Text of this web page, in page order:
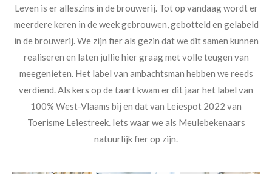
Leven is er alleszins in de brouwerij. Tot op vandaag wordt er
meerdere keren in de week gebrouwen, gebotteld en gelabeld
in de brouwerij. We zijn fier als gezin dat we dit samen kunnen
realiseren en laten jullie hier graag met volle teugen van
meegenieten. Het label van ambachtsman hebben we reeds
verdiend. Als kers op de taart kwam er dit jaar het label van
100% West-Vlaams bij en dat van Leiespot 2022 van
Toerisme Leiestreek. Iets waar we als Meulebekenaars
natuurlijk fier op zijn.